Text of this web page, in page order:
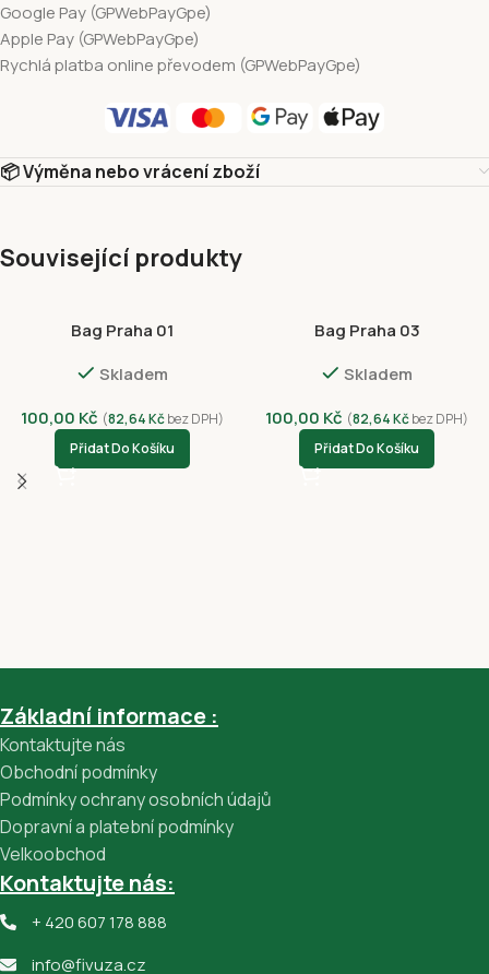
Google Pay (GPWebPayGpe)
Apple Pay (GPWebPayGpe)
Rychlá platba online převodem (GPWebPayGpe)
📦 Výměna nebo vrácení zboží
Související produkty
Bag Praha 01
Skladem
100,00 Kč (82,64Kčbez DPH)
Přidat Do Košíku
Bag Praha 03
Skladem
100,00 Kč (82,64Kčbez DPH)
Přidat Do Košíku
Základní informace :
Kontaktujte nás
Obchodní podmínky
Podmínky ochrany osobních údajů
Dopravní a platební podmínky
Velkoobchod
Kontaktujte nás:
+ 420 607 178 888
info@fivuza.cz